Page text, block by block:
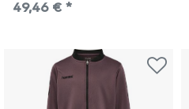
49,46 € *